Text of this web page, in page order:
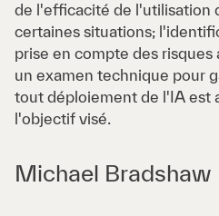
de l'efficacité de l'utilisation
certaines situations;
prise en compte des risques
un examen technique pour
tout déploiement de l'IA est
l'objectif visé.
Michael Bradshaw